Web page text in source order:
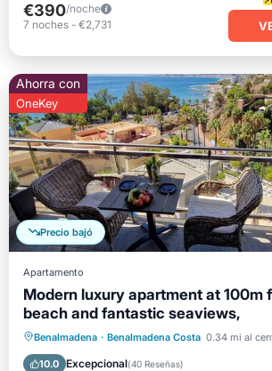
€390/noche
7 noches - €2,731
Precio bajó
Ahorra con
OneKey
Apartamento
Modern luxury apartment at 100m
beach and fantastic seaviews,
Benalmadena · Benalmadena Costa 0.34 mi al
10.0 Excepcional(40 Reseñas)
Frente al mar Piscina
Vista
Balcón/Terraza